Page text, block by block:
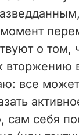
о том,
вторжению
все
сам себя